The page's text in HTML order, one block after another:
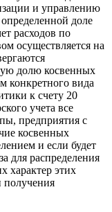
и управлению
доле
расходов по
осуществляется на
долю косвенных
конкретного вида
к счету 20
учета все
предприятия с
косвенных
и если будет
для распределения
характер этих
получения